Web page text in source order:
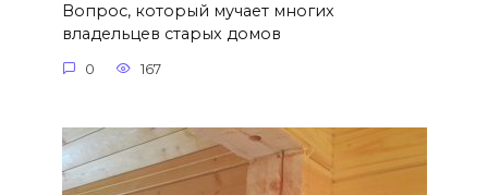
Вопрос, который мучает многих
владельцев старых домов
0 167